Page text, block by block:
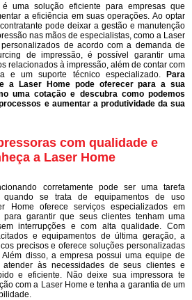
é uma solução eficiente para empresas que
a eficiência em suas operações. Ao optar
pode deixar a gestão e manutenção
nas mãos de especialistas, como a Laser
de acordo com a demanda de
de impressão, é possível garantir uma
relacionados à impressão, além de contar com
e um suporte técnico especializado. Para
a Laser Home pode oferecer para a sua
uma cotação e descubra como podemos
e aumentar a produtividade da sua
com qualidade e
a Laser Home
corretamente pode ser uma tarefa
quando se trata de equipamentos de uso
Home oferece serviços especializados em
para garantir que seus clientes tenham uma
interrupções e com alta qualidade. Com
e equipamentos de última geração, a
precisos e oferece soluções personalizadas
disso, a empresa possui uma equipe de
às necessidades de seus clientes e
e eficiente. Não deixe sua impressora te
com a Laser Home e tenha a garantia de um